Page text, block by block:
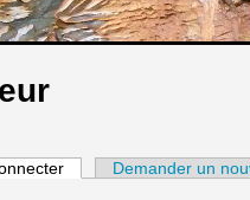
(onglet actif)Demander un